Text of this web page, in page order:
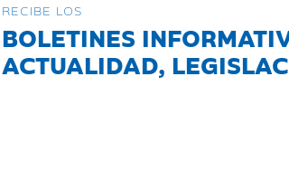
RECIBE LOS
BOLETINES
ACTUALIDAD,